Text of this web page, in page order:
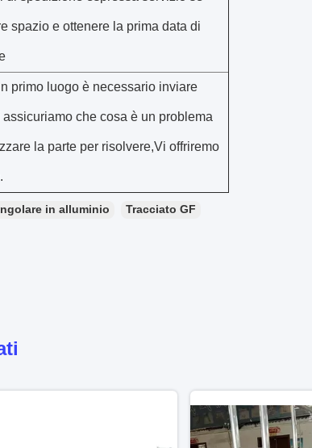
spazio e ottenere la prima data di
primo luogo è necessario inviare
che cosa è un problema
la parte per risolvere,Vi offriremo
in alluminio Tracciato GF